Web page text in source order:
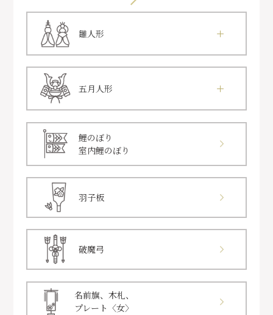
雛人形
五月人形
鯉のぼり
室内鯉のぼり
羽子板
破魔弓
名前旗、木札、
プレート〈女〉